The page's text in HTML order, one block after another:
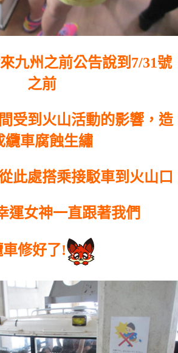
九州之前公告說到7/31號
之前
受到火山活動的影響，造
纜車腐蝕生繡
此處搭乘接駁車到火山口
運女神一直跟著我們
車修好了!